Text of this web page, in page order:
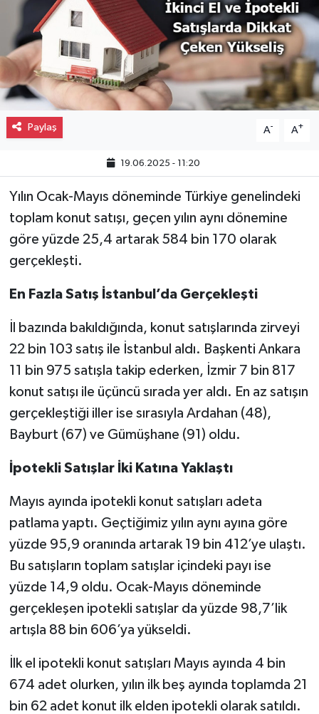
Paylaş A- A+
19.06.2025 - 11:20
Yılın Ocak-Mayıs döneminde Türkiye genelindeki
toplam konut satışı, geçen yılın aynı dönemine
göre yüzde 25,4 artarak 584 bin 170 olarak
gerçekleşti.
En Fazla Satış İstanbul’da Gerçekleşti
İl bazında bakıldığında, konut satışlarında zirveyi
22 bin 103 satış ile İstanbul aldı. Başkenti Ankara
11 bin 975 satışla takip ederken, İzmir 7 bin 817
konut satışı ile üçüncü sırada yer aldı. En az satışın
gerçekleştiği iller ise sırasıyla Ardahan (48),
Bayburt (67) ve Gümüşhane (91) oldu.
İpotekli Satışlar İki Katına Yaklaştı
Mayıs ayında ipotekli konut satışları adeta
patlama yaptı. Geçtiğimiz yılın aynı ayına göre
yüzde 95,9 oranında artarak 19 bin 412’ye ulaştı.
Bu satışların toplam satışlar içindeki payı ise
yüzde 14,9 oldu. Ocak-Mayıs döneminde
gerçekleşen ipotekli satışlar da yüzde 98,7’lik
artışla 88 bin 606’ya yükseldi.
İlk el ipotekli konut satışları Mayıs ayında 4 bin
674 adet olurken, yılın ilk beş ayında toplamda 21
bin 62 adet konut ilk elden ipotekli olarak satıldı.